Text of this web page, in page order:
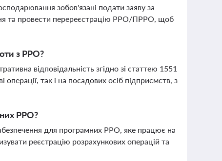
зобов'язані подати заяву за
та провести перереєстрацію РРО/ПРРО, щоб
з РРО?
відповідальність згідно зі статтею 1551
так і на посадових осіб підприємств, з
РРО?
для програмних РРО, яке працює на
реєстрацію розрахункових операцій та